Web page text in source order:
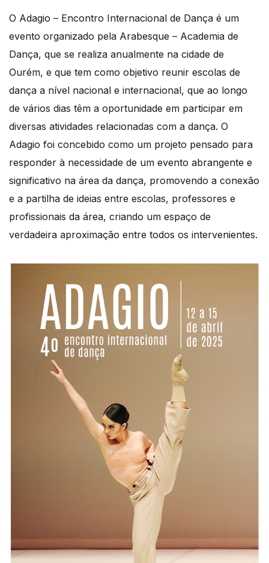
O Adagio – Encontro Internacional de Dança é um
evento organizado pela Arabesque – Academia de
Dança, que se realiza anualmente na cidade de
Ourém, e que tem como objetivo reunir escolas de
dança a nível nacional e internacional, que ao longo
de vários dias têm a oportunidade em participar em
diversas atividades relacionadas com a dança. O
Adagio foi concebido como um projeto pensado para
responder à necessidade de um evento abrangente e
significativo na área da dança, promovendo a conexão
e a partilha de ideias entre escolas, professores e
profissionais da área, criando um espaço de
verdadeira aproximação entre todos os intervenientes.